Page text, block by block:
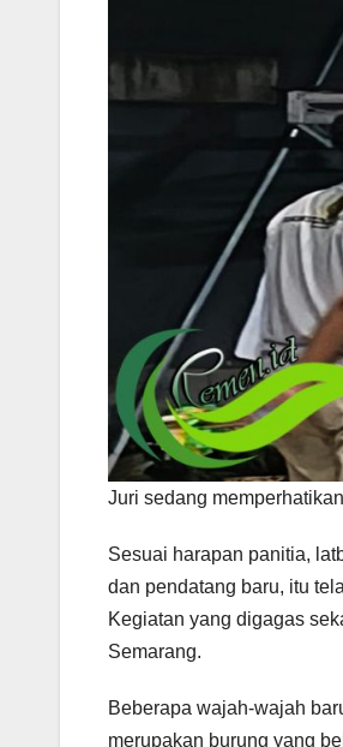
Juri sedang
Sesuai harapan panitia,
dan pendatang baru, itu
Kegiatan yang digagas
Semarang.
Beberapa wajah-wajah
merupakan burung yang